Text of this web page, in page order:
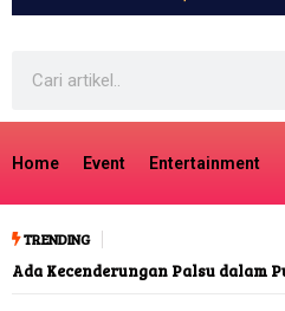
Home Event Entertainment
TRENDING
Ada Kecenderungan Palsu dalam